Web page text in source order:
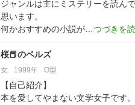
ジャンルは主にミステリーを読ん
思います。
何かおすすめの小説が
桜📕のベルズ
女 1999年 O型
【自己紹介】
本を愛してやまない文学女子です